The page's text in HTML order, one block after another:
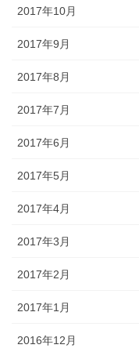
2017年10月
2017年9月
2017年8月
2017年7月
2017年6月
2017年5月
2017年4月
2017年3月
2017年2月
2017年1月
2016年12月